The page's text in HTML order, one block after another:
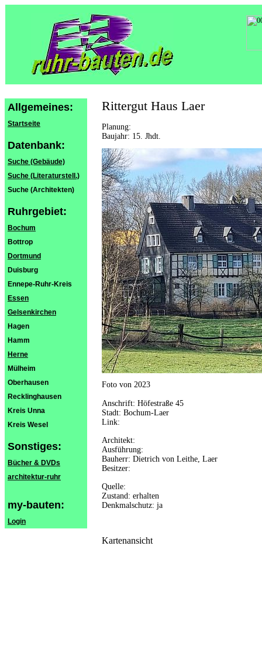
Allgemeines:
Startseite
Datenbank:
Suche (Gebäude)
Suche (Literaturstell.)
Suche (Architekten)
Ruhrgebiet:
Bochum
Bottrop
Dortmund
Duisburg
Ennepe-Ruhr-Kreis
Essen
Gelsenkirchen
Hagen
Hamm
Herne
Mülheim
Oberhausen
Recklinghausen
Kreis Unna
Kreis Wesel
Sonstiges:
Bücher & DVDs
architektur-ruhr
my-bauten:
Login
Rittergut Haus Laer
Planung:
Baujahr: 15. Jhdt.
Foto von 2023
Anschrift: Höfestraße 45
Stadt: Bochum-Laer
Link:
Architekt:
Ausführung:
Bauherr: Dietrich von Leithe, Laer
Besitzer:
Quelle:
Zustand: erhalten
Denkmalschutz: ja
Kartenansicht